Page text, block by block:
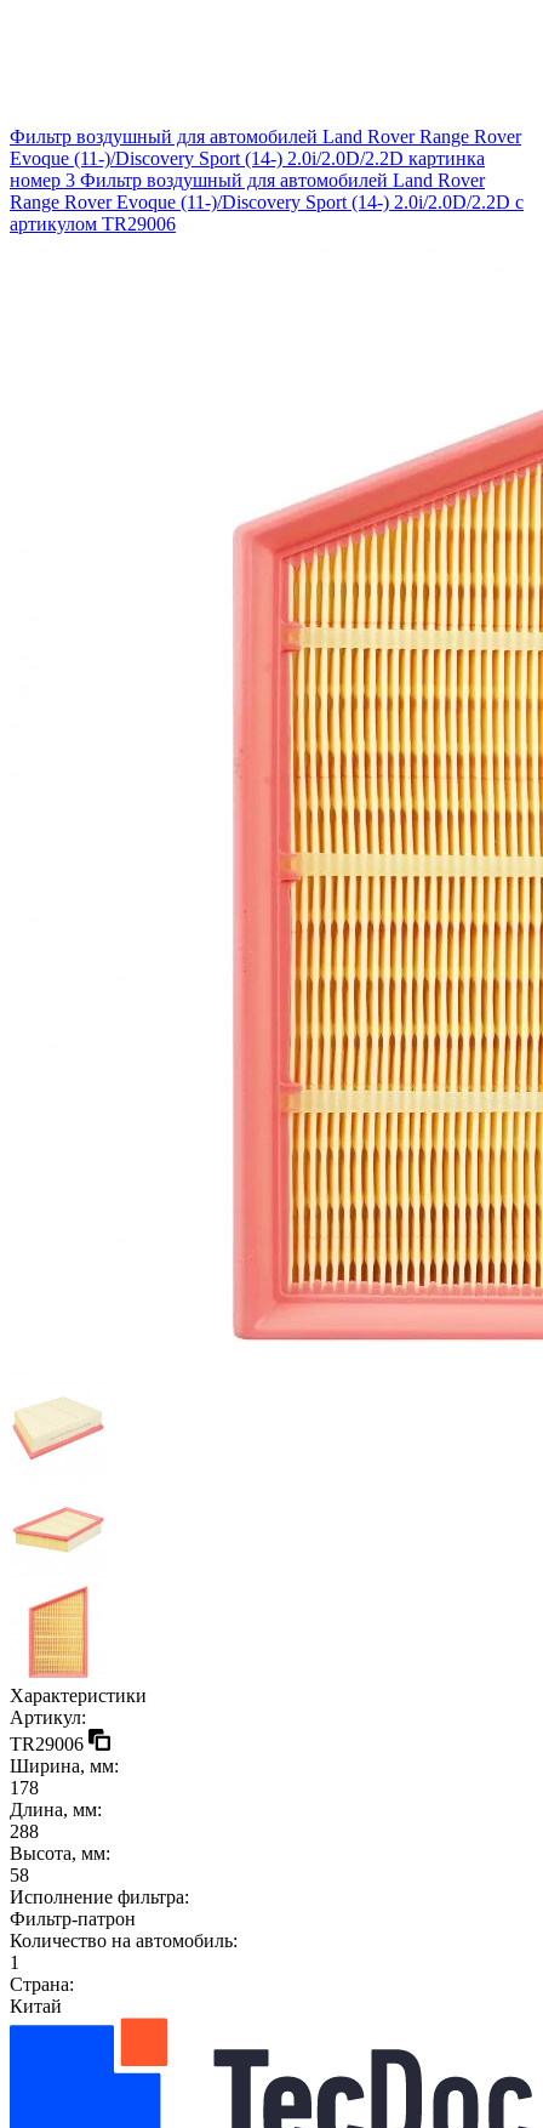
Фильтр воздушный для автомобилей Land Rover Range Rover
Evoque (11-)/Discovery Sport (14-) 2.0i/2.0D/2.2D картинка
номер 3 Фильтр воздушный для автомобилей Land Rover
Range Rover Evoque (11-)/Discovery Sport (14-) 2.0i/2.0D/2.2D с
артикулом TR29006
Характеристики
Артикул:
TR29006
Ширина, мм:
178
Длина, мм:
288
Высота, мм:
58
Исполнение фильтра:
Фильтр-патрон
Количество на автомобиль:
1
Страна:
Китай